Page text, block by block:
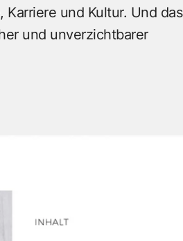
und Kultur. Und das
und unverzichtbarer